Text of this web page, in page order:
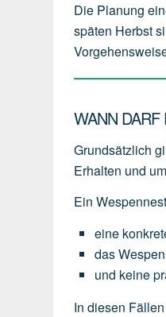
Die Planung
späten Herbst
WANN
Grundsätzlich
Erhalten und
Ein
eine
das
und keine
In diesen